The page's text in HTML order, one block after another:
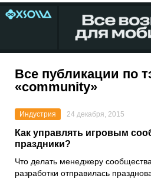
Все публикации по
«community»
Индустрия 24 декабря, 2015
Как управлять игровым
праздники?
Что делать менеджеру
разработки отправилась